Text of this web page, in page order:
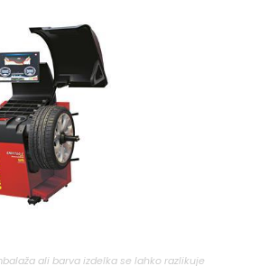
ali barva izdelka se lahko razlikuje